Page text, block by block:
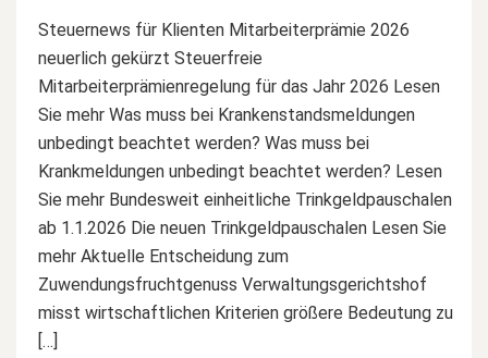
Steuernews für Klienten Mitarbeiterprämie 2026
neuerlich gekürzt Steuerfreie
Mitarbeiterprämienregelung für das Jahr 2026 Lesen
Sie mehr Was muss bei Krankenstandsmeldungen
unbedingt beachtet werden? Was muss bei
Krankmeldungen unbedingt beachtet werden? Lesen
Sie mehr Bundesweit einheitliche Trinkgeldpauschalen
ab 1.1.2026 Die neuen Trinkgeldpauschalen Lesen Sie
mehr Aktuelle Entscheidung zum
Zuwendungsfruchtgenuss Verwaltungsgerichtshof
misst wirtschaftlichen Kriterien größere Bedeutung zu
[…]